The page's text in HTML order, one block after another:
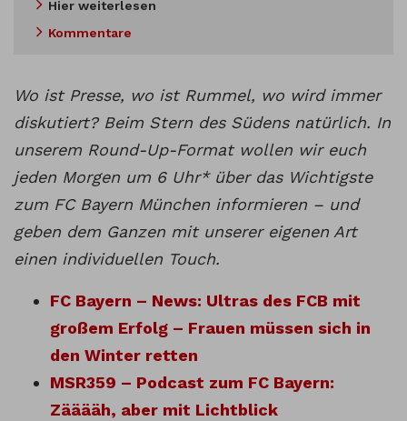
Hier weiterlesen
Kommentare
Wo ist Presse, wo ist Rummel, wo wird immer
diskutiert? Beim Stern des Südens natürlich. In
unserem Round-Up-Format wollen wir euch
jeden Morgen um 6 Uhr* über das Wichtigste
zum FC Bayern München informieren – und
geben dem Ganzen mit unserer eigenen Art
einen individuellen Touch.
FC Bayern – News: Ultras des FCB mit
großem Erfolg – Frauen müssen sich in
den Winter retten
MSR359 – Podcast zum FC Bayern:
Zääääh, aber mit Lichtblick